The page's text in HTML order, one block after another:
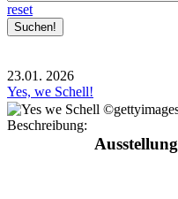
reset
23.01. 2026
Yes, we Schell!
Beschreibung:
Ausstellung